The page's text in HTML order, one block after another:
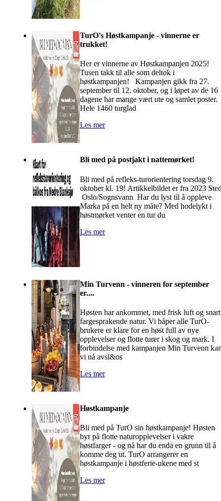
TurO's Høstkampanje - vinnerne er
trukket!
Her er vinnerne av Høstkampanjen 2025!
Tusen takk til alle som deltok i
høstkampanjen! Kampanjen gikk fra 27.
september til 12. oktober, og i løpet av de 16
dagene har mange vært ute og samlet poster.
Hele 1460 turglad
Les mer
Bli med på postjakt i nattemørket!
Bli med på refleks-turorientering torsdag 9.
oktober kl. 19! Artikkelbildet er fra 2023
Oslo/Sognsvann Har du lyst til å oppleve
Marka på en helt ny måte? Med hodelykt i
høstmørket venter en tur du
Les mer
Min Turvenn - vinneren for september
er....
Høsten har ankommet, med frisk luft og snart
fargesprakende natur. Vi håper alle TurO-
brukere er klare for en høst full av nye
opplevelser og flotte turer i skog og mark. I
forbindelse med kampanjen Min Turvenn
vi nå avsl&os
Les mer
Høstkampanje
Bli med på TurO sin høstkampanje! Høsten
byr på flotte naturopplevelser i vakre
høstfarger - og nå har du enda en grunn til å
komme deg ut. TurO arrangerer en
høstkampanje i høstferie-ukene med st
Les mer